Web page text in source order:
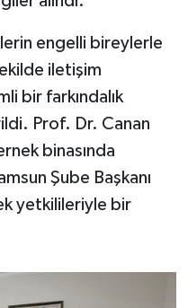
engelli bireylerle
iletişim
bir farkındalık
Prof. Dr. Canan
binasında
Şube Başkanı
yetkilileriyle bir